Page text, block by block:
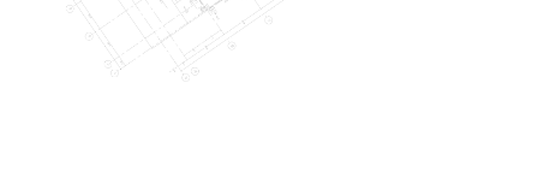
LỄ TRAO QUYẾT ĐỊNH VÀ BỔ NHIỆM PHÓ TỔNG GIÁM ĐỐC